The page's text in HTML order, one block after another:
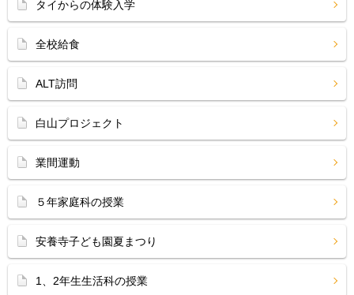
タイからの体験入学
全校給食
ALT訪問
白山プロジェクト
業間運動
５年家庭科の授業
安養寺子ども園夏まつり
1、2年生生活科の授業